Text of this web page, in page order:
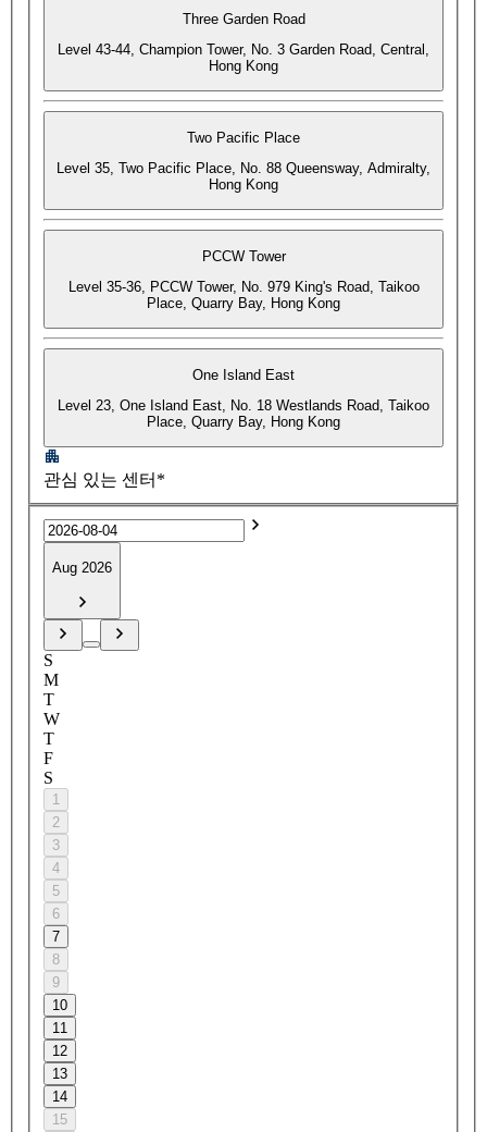
Three Garden Road
Level 43-44, Champion Tower, No. 3 Garden Road, Central,
Hong Kong
Two Pacific Place
Level 35, Two Pacific Place, No. 88 Queensway, Admiralty,
Hong Kong
PCCW Tower
Level 35-36, PCCW Tower, No. 979 King's Road, Taikoo
Place, Quarry Bay, Hong Kong
One Island East
Level 23, One Island East, No. 18 Westlands Road, Taikoo
Place, Quarry Bay, Hong Kong
관심 있는 센터*
Aug 2026
S
M
T
W
T
F
S
1
2
3
4
5
6
7
8
9
10
11
12
13
14
15